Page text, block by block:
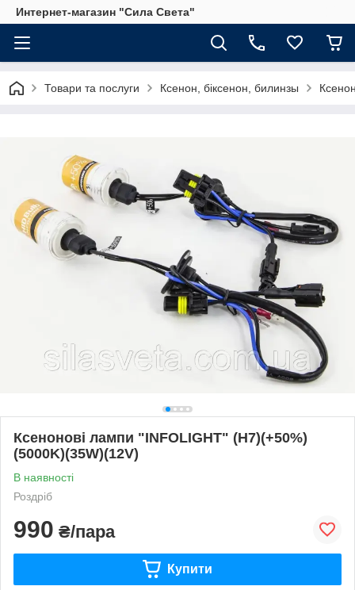
Интернет-магазин "Сила Света"
Товари та послуги Ксенон, біксенон, билинзы
Ксенонові лампи "INFOLIGHT" (H7)(+50%)
(5000K)(35W)(12V)
В наявності
Роздріб
990 ₴/пара
Купити